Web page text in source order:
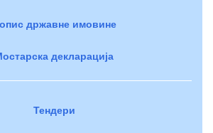
државне имовине
декларација
Тендери